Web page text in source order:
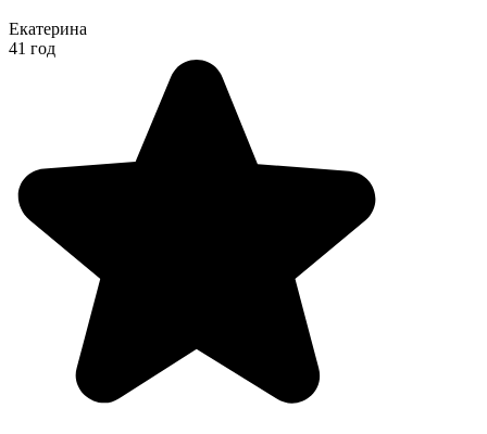
Екатерина
41 год